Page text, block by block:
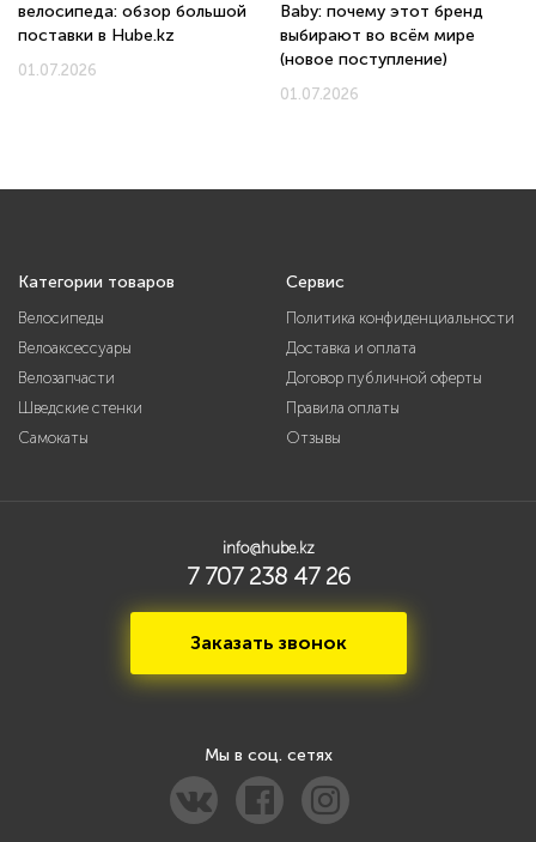
велосипеда: обзор большой
поставки в Hube.kz
01.07.2026
Baby: почему этот бренд
выбирают во всём мире
(новое поступление)
01.07.2026
Категории товаров
Велосипеды
Велоаксессуары
Велозапчасти
Шведские стенки
Самокаты
Сервис
Политика конфиденциальности
Доставка и оплата
Договор публичной оферты
Правила оплаты
Отзывы
info@hube.kz
7 707 238 47 26
Заказать звонок
Мы в соц. сетях